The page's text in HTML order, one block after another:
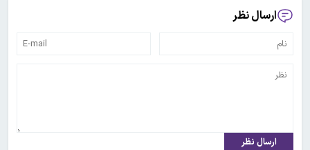
ارسال نظر
ارسال نظر